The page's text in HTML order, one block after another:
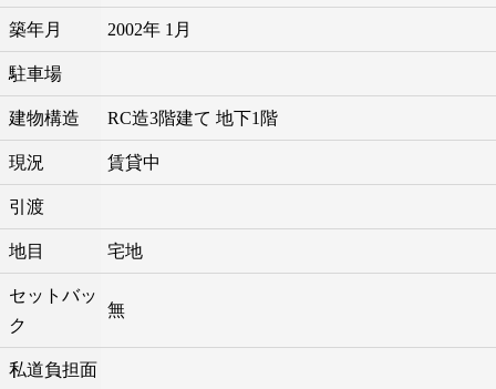
築年月 2002年 1月
駐車場
建物構造 RC造3階建て 地下1階
現況 賃貸中
引渡
地目 宅地
セットバッ
ク
無
私道負担面